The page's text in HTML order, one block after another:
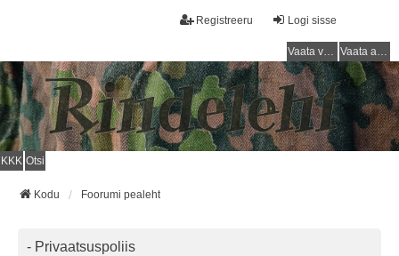
Logi sisse
Registreeru
Vaata vastamata teemasi Vaata aktiivseid teemasid
KKK Otsi
Kodu Foorumi pealeht
- Privaatsuspoliis